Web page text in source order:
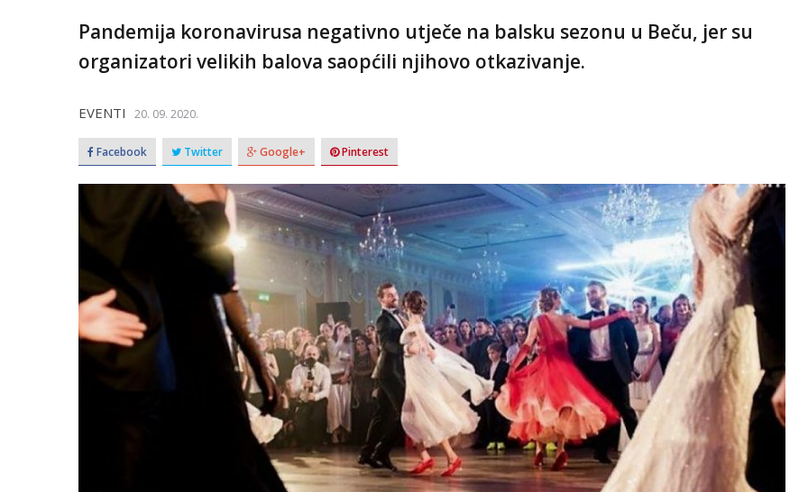
Pandemija koronavirusa negativno utječe na balsku sezonu u Beču, jer su
organizatori velikih balova saopćili njihovo otkazivanje.
EVENTI 20. 09. 2020.
Facebook Twitter Google+ Pinterest